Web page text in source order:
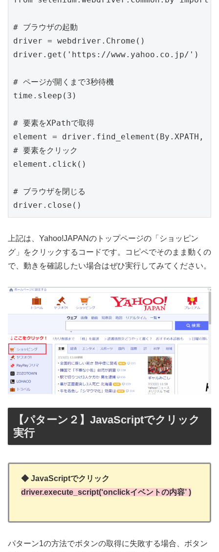
# ブラウザの起動
driver = webdriver.Chrome()
driver.get('https://www.yahoo.co.jp/')
# ページが開くまで3秒待機
time.sleep(3)
# 要素をXPathで取得
element =
# 要素をクリック
element.click()
# ブラウザを閉じる
driver.close()
上記は、Yahoo!JAPANのトップページの「ショッピン
グ」をクリックするコードです。コピペでそのまま動くの
で、動きを確認したい場合はぜひ実行してみてください。
【パターン２】JavaScriptでクリック
実行
◆ JavaScriptでクリック
driver.execute_script(‘onclickイベントの内容’ )
パターン1の方法でボタンの取得に失敗する場合、ボタン